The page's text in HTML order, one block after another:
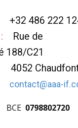
486 222
:
Rue de
188/C21
4052
contact@aaa-
BCE 0798802720